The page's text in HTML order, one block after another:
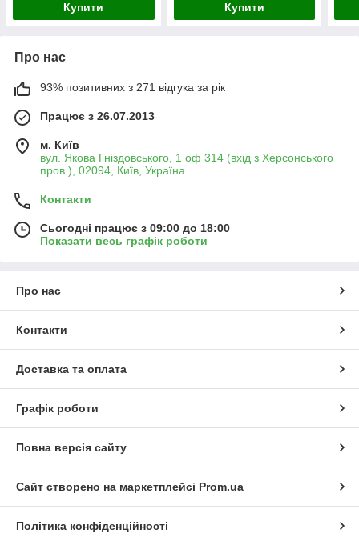
Купити Купити
Про нас
93% позитивних з 271 відгука за рік
Працює з 26.07.2013
м. Київ
вул. Якова Гніздовського, 1 оф 314 (вхід з Херсонського
пров.), 02094, Київ, Україна
Контакти
Сьогодні працює з 09:00 до 18:00
Показати весь графік роботи
Про нас
Контакти
Доставка та оплата
Графік роботи
Повна версія сайту
Сайт створено на маркетплейсі Prom.ua
Політика конфіденційності